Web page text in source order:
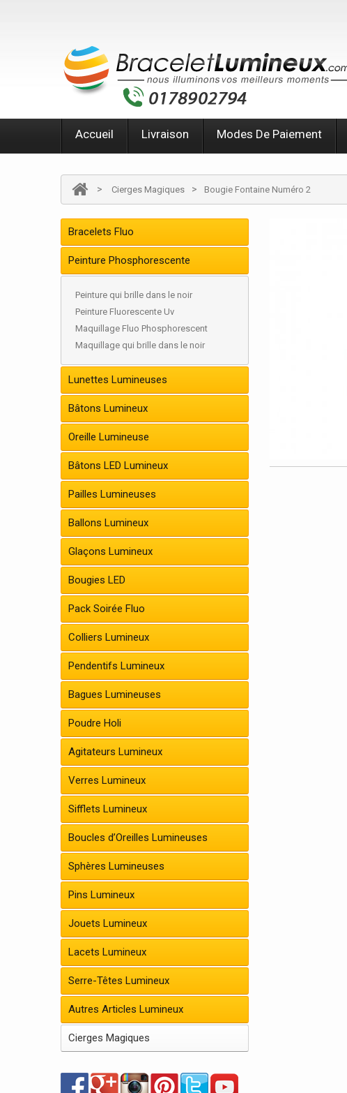
Accueil Livraison Modes De Paiement
> Cierges Magiques > Bougie Fontaine Numéro 2
Bracelets Fluo
Peinture Phosphorescente
Peinture qui brille dans le noir
Peinture Fluorescente Uv
Maquillage Fluo Phosphorescent
Maquillage qui brille dans le noir
Lunettes Lumineuses
Bâtons Lumineux
Oreille Lumineuse
Bâtons LED Lumineux
Pailles Lumineuses
Ballons Lumineux
Glaçons Lumineux
Bougies LED
Pack Soirée Fluo
Colliers Lumineux
Pendentifs Lumineux
Bagues Lumineuses
Poudre Holi
Agitateurs Lumineux
Verres Lumineux
Sifflets Lumineux
Boucles d’Oreilles Lumineuses
Sphères Lumineuses
Pins Lumineux
Jouets Lumineux
Lacets Lumineux
Serre-Têtes Lumineux
Autres Articles Lumineux
Cierges Magiques